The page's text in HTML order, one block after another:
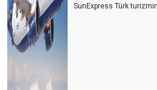
4 mahalleli kasaba
Online yorum siteleri
EXPO alani için alternatif öneri
Dikkat Z kuşağı geliyor
SunExpress Türk